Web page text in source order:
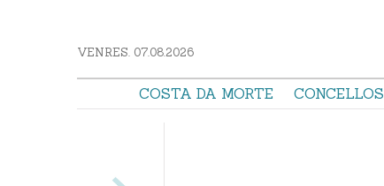
VENRES. 07.08.2026
COSTA DA MORTE CONCELLOS